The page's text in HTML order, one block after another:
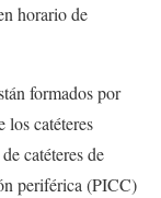
horario de
formados por
los catéteres
catéteres de
periférica (PICC)